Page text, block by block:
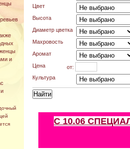
и
Цвет
Высота
Диаметр цветка
Махровость
Аромат
Цена
от:
Культура
С 10.06